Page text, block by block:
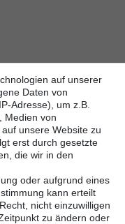
auf unserer
Daten von
Adresse), um z.B.
Medien von
unsere Website zu
erst durch gesetzte
die wir in den
oder aufgrund eines
kann erteilt
nicht einzuwilligen
zu ändern oder